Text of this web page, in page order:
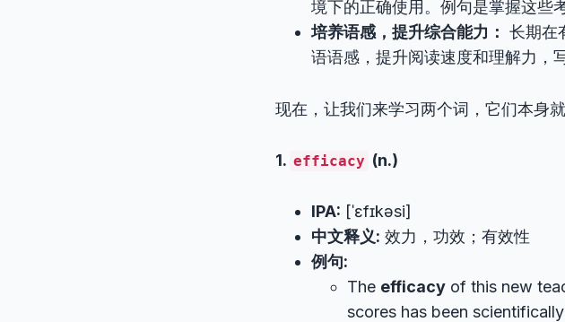
境下的正确使用。例句是掌握这些
培养语感，提升综合能力： 长期在
语语感，提升阅读速度和理解力，
现在，让我们来学习两个词，它们本身
1. efficacy (n.)
IPA: [ˈɛfɪkəsi]
中文释义: 效力，功效；有效性
例句:
The efficacy of this new
scores has been